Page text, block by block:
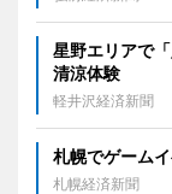
星野エリアで
清涼体験
軽井沢経済新聞
札幌でゲーム
札幌経済新聞